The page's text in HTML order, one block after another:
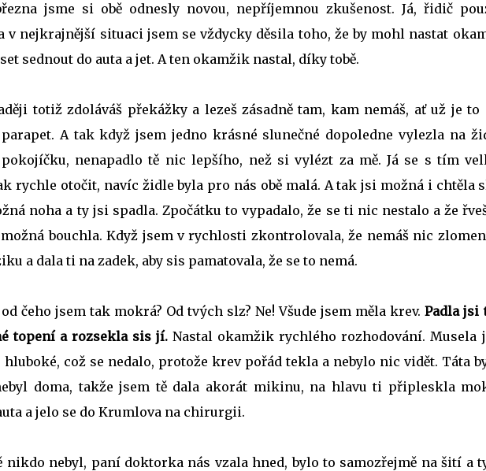
jsme si obě odnesly novou, nepříjemnou zkušenost. Já, řidič
v nejkrajnější situaci jsem se vždycky děsila toho, že by mohl nastat
sednout do auta a jet. A ten okamžik nastal, díky tobě.
totiž zdoláváš překážky a lezeš zásadně tam, kam nemáš, ať už je to
A tak když jsem jedno krásné slunečné dopoledne vylezla na
nenapadlo tě nic lepšího, než si vylézt za mě. Já se s tím
rychle otočit, navíc židle byla pro nás obě malá. A tak jsi možná i chtěla
noha a ty jsi spadla. Zpočátku to vypadalo, že se ti nic nestalo a že
bouchla. Když jsem v rychlosti zkontrolovala, že nemáš nic
a dala ti na zadek, aby sis pamatovala, že se to nemá.
čeho jsem tak mokrá? Od tvých slz? Ne! Všude jsem měla krev.Padla jsi
topení a rozsekla sis jí. Nastal okamžik rychlého rozhodování. Musela
což se nedalo, protože krev pořád tekla a nebylo nic vidět. Táta
doma, takže jsem tě dala akorát mikinu, na hlavu ti připleskla
a jelo se do Krumlova na chirurgii.
nikdo nebyl, paní doktorka nás vzala hned, bylo to samozřejmě na šití a